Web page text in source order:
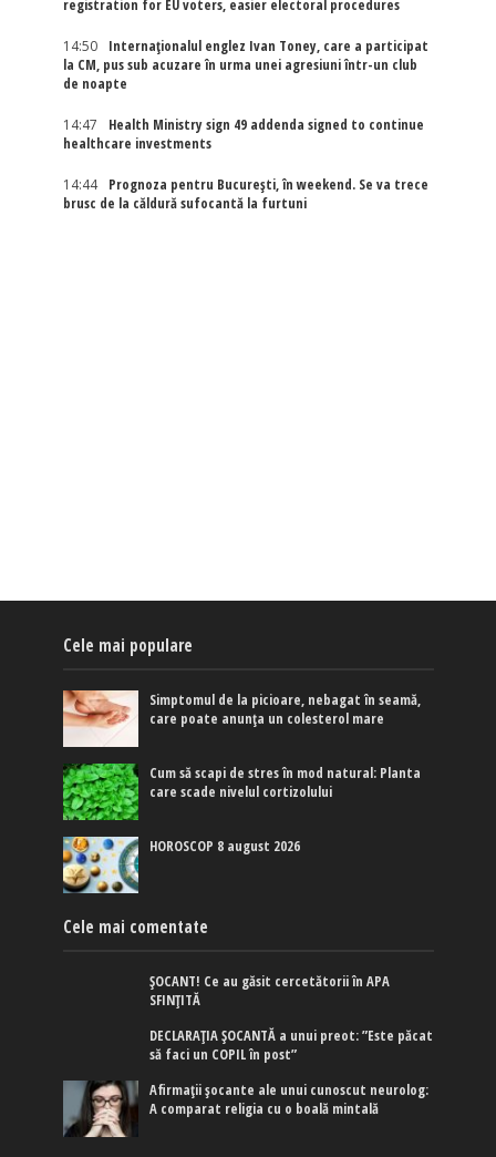
registration for EU voters, easier electoral procedures
14:50
Internaţionalul englez Ivan Toney, care a participat
la CM, pus sub acuzare în urma unei agresiuni într-un club
de noapte
14:47
Health Ministry sign 49 addenda signed to continue
healthcare investments
14:44
Prognoza pentru București, în weekend. Se va trece
brusc de la căldură sufocantă la furtuni
Cele mai populare
Simptomul de la picioare, nebagat în seamă,
care poate anunța un colesterol mare
Cum să scapi de stres în mod natural: Planta
care scade nivelul cortizolului
HOROSCOP 8 august 2026
Cele mai comentate
ȘOCANT! Ce au găsit cercetătorii în APA
SFINȚITĂ
DECLARAȚIA ȘOCANTĂ a unui preot: ”Este păcat
să faci un COPIL în post”
Afirmaţii şocante ale unui cunoscut neurolog:
A comparat religia cu o boală mintală